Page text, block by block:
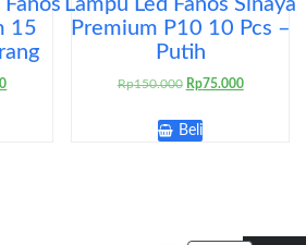
15
Harga
Premium P10 10 Pcs –
Putih
Rp150.000 Harga
adalah:
Rp150.000.
Rp75.000Harga
Beli